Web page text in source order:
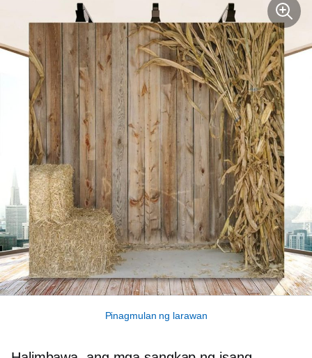
Pinagmulan ng larawan